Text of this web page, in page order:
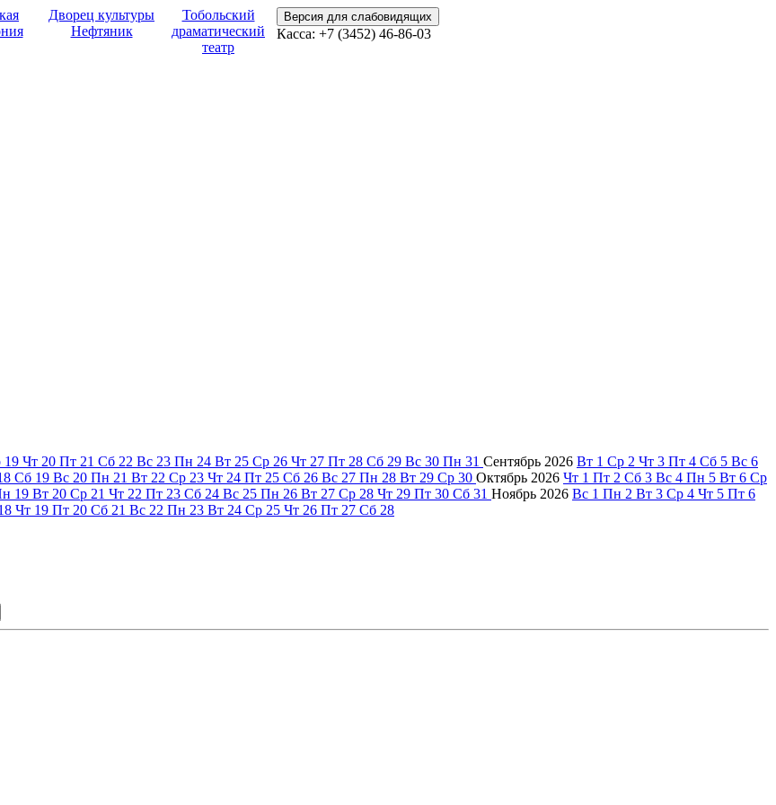
Дворец культуры
Нефтяник
Тобольский
драматический
театр
Версия для слабовидящих
Касса: +7 (3452) 46-86-03
19 Чт 20 Пт 21 Сб 22 Вс 23 Пн 24 Вт 25 Ср 26 Чт 27 Пт 28 Сб 29 Вс 30 Пн 31 Сентябрь 2026 Вт 1 Ср 2 Чт 3 Пт 4 Сб 5 Вс 6
Сб 19 Вс 20 Пн 21 Вт 22 Ср 23 Чт 24 Пт 25 Сб 26 Вс 27 Пн 28 Вт 29 Ср 30 Октябрь 2026 Чт 1 Пт 2 Сб 3 Вс 4 Пн 5 Вт 6 Ср
19 Вт 20 Ср 21 Чт 22 Пт 23 Сб 24 Вс 25 Пн 26 Вт 27 Ср 28 Чт 29 Пт 30 Сб 31 Ноябрь 2026 Вс 1 Пн 2 Вт 3 Ср 4 Чт 5 Пт 6
Чт 19 Пт 20 Сб 21 Вс 22 Пн 23 Вт 24 Ср 25 Чт 26 Пт 27 Сб 28